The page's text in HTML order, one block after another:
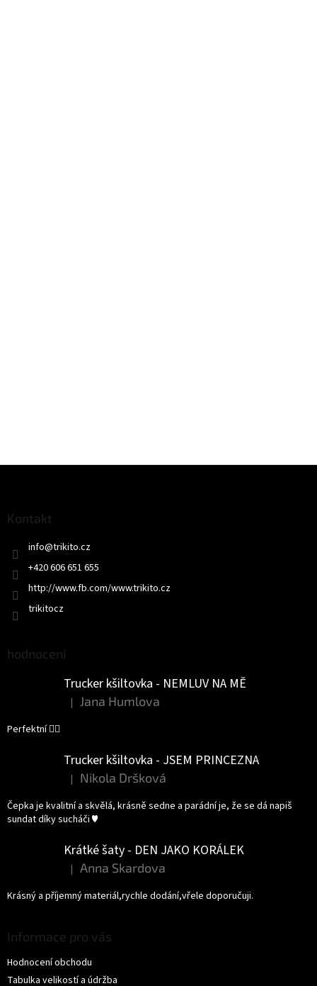
Kontakt
info@trikito.cz
+420 606 651 655
http://www.fb.com/www.trikito.cz
trikitocz
hodnocení
Trucker kšiltovka - NEMLUV NA MĚ
Hodnocení produktu je 5 z 5 hvězdiček.
| Jana Humlova
Perfektní 👌🏻
Trucker kšiltovka - JSEM PRINCEZNA
Hodnocení produktu je 5 z 5 hvězdiček.
| Nikola Dršková
Čepka je kvalitní a skvělá, krásně sedne a parádní je, že se dá napiš
sundat díky sucháči ♥️
Krátké šaty - DEN JAKO KORÁLEK
Hodnocení produktu je 5 z 5 hvězdiček.
| Anna Skardova
Krásný a příjemný materiál,rychle dodání,vřele doporučuji.
Informace pro vás
Hodnocení obchodu
Tabulka velikostí a údržba